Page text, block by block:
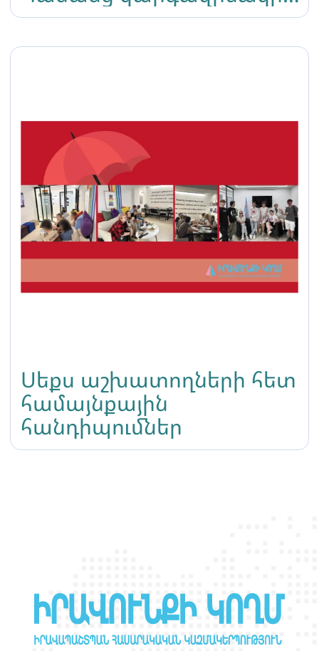
հանձնաժողովի 70-րդ
նստաշրջանին
Սեքս աշխատողների հետ
համայնքային
հանդիպումներ